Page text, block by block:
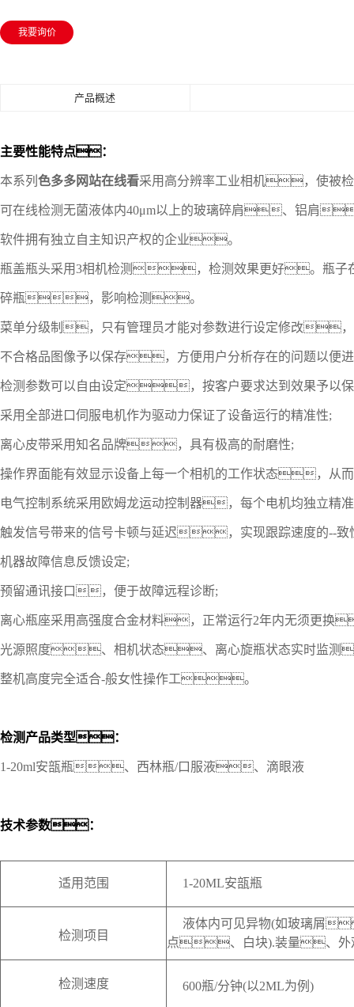
我要询价
产品概述
主要性能特点：
本系列 色多多网站在线看采用高分辨率工业相机，使
可在线检测无菌液体内40μm以上的玻璃碎肩、铝
软件拥有独立自主知识产权的企业。
瓶盖瓶头采用3相机检测，检测效果更好。瓶
碎瓶，影响检测。
菜单分级制，只有管理员才能对参数进行设定修改，
不合格品图像予以保存，方便用户分析存在的问题以
检测参数可以自由设定，按客户要求达到效果予以
采用全部进口伺服电机作为驱动力保证了设备运行的精准性;
离心皮带采用知名品牌，具有极高的耐磨性;
操作界面能有效显示设备上每一个相机的工作状态，从
电气控制系统采用欧姆龙运动控制器，每个电机均独立
触发信号带来的信号卡顿与延迟，实现跟踪速度的--
机器故障信息反馈设定;
预留通讯接口，便于故障远程诊断;
离心瓶座采用高强度合金材料，正常运行2年内无须更
光源照度、相机状态、离心旋瓶状态实时监测
整机高度完全适合-般女性操作工。
检测产品类型：
1-20ml安瓿瓶、西林瓶/口服液、滴眼液
技术参数：
适用范围 1-20ML安瓿瓶
检测项目
液体内可见异物(如玻璃
点、白块).装量、外
检测速度 600瓶/分钟(以2ML为例)